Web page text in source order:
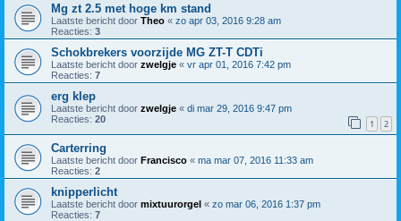
Mg zt 2.5 met hoge km stand
Laatste bericht door Theo « zo apr 03, 2016 9:28 am
Reacties: 3
Schokbrekers voorzijde MG ZT-T CDTi
Laatste bericht door zwelgje « vr apr 01, 2016 7:42 pm
Reacties: 7
erg klep
Laatste bericht door zwelgje « di mar 29, 2016 9:47 pm
Reacties: 20 1 2
Carterring
Laatste bericht door Francisco « ma mar 07, 2016 11:33 am
Reacties: 2
knipperlicht
Laatste bericht door mixtuurorgel « zo mar 06, 2016 1:37 pm
Reacties: 7